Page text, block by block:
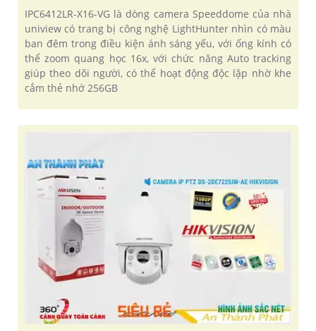
IPC6412LR-X16-VG là dòng camera Speeddome của nhà
uniview có trang bị công nghệ LightHunter nhìn có màu
ban đêm trong điều kiện ánh sáng yếu, với ống kính có
thể zoom quang học 16x, với chức năng Auto tracking
giúp theo dõi người, có thể hoạt động độc lập nhờ khe
cắm thẻ nhớ 256GB